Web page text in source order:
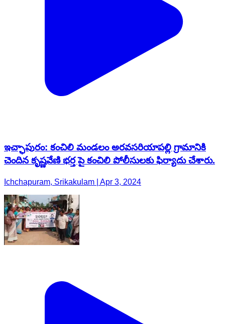
ఇచ్ఛాపురం: కంచిలి మండలం అరవసరియాపల్లి గ్రామానికి
చెందిన కృష్ణవేణి భర్త పై కంచిలి పోలీసులకు ఫిర్యాదు చేశారు.
Ichchapuram, Srikakulam | Apr 3, 2024